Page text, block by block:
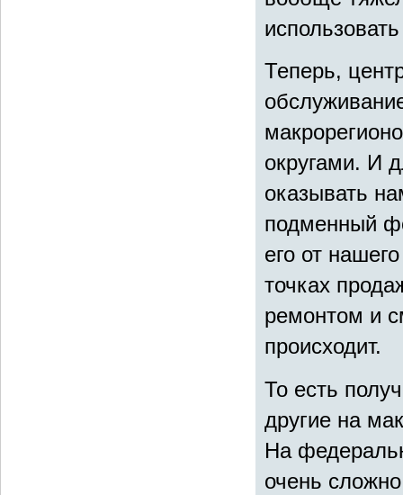
Теперь,
округами. И
оказывать
подменный
его от
точках
ремонтом и
происходит.
То есть
другие на
На
очень